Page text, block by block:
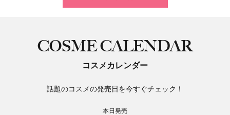
COSME CALENDAR
コスメカレンダー
話題のコスメの発売日を今すぐチェック！
本日発売